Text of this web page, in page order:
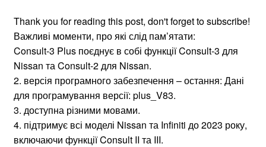
Thank you for reading this post, don't forget to subscribe!
Важливі моменти, про які слід пам’ятати:
Consult-3 Plus поєднує в собі функції Consult-3 для
Nissan та Consult-2 для Nissan.
2. версія програмного забезпечення – остання: Дані
для програмування версії: plus_V83.
3. доступна різними мовами.
4. підтримує всі моделі Nissan та Infiniti до 2023 року,
включаючи функції Consult II та III.